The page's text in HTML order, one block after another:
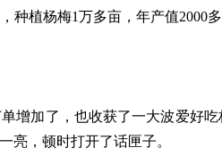
植杨梅1万多亩，年产值2000多
加了，也收获了一大波爱好吃
，顿时打开了话匣子。